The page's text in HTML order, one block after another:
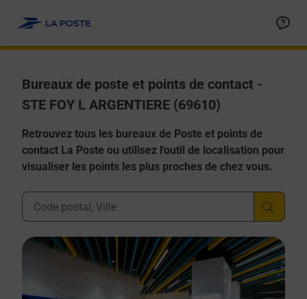
Bureaux de poste et points de contact -
STE FOY L ARGENTIERE (69610)
Retrouvez tous les bureaux de Poste et points de
contact La Poste ou utilisez l'outil de localisation pour
visualiser les points les plus proches de chez vous.
Ville, Département, Code Postal